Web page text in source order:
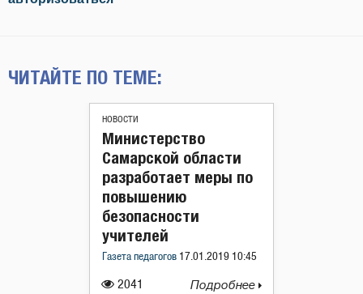
ЧИТАЙТЕ ПО ТЕМЕ:
НОВОСТИ
2041
Министерство
Самарской области
разработает меры по
повышению
безопасности
учителей
Газета педагогов 17.01.2019 10:45
Подробнее